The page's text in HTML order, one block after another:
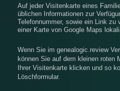
Auf jeder Visitenkarte eines
üblichen Informationen zur
Telefonnummer, sowie ein Link zu
einer Karte von Google Maps
Wenn Sie im genealogic.review
können Sie auf dem kleinen roten
Ihrer Visitenkarte klicken und so
Löschformular.